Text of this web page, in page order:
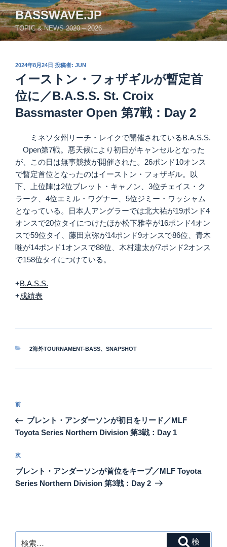
コ
ン
テ
ン
BASSWAVE.JP
TOPIC & NEWS 2020 – 2026
投
日:
2024年8月24日 投稿者: JUN
イーストン・フォザギルが暫定首
位に／B.A.S.S. St. Croix
Bassmaster Open 第7戦：Day 2
ミネソタ州リーチ・レイクで開催されているB.A.S.S.
Open第7戦。悪天候により初日がキャンセルとなった
が、この日は無事競技が開催された。26ポンド10オンス
で暫定首位となったのはイーストン・フォザギル。以
下、上位陣は2位ブレット・キャノン、3位チェイス・ク
ラーク、4位エミル・ワグナー、5位ジミー・ワッシャム
となっている。日本人アングラーでは北大祐が19ポンド4
オンスで20位タイにつけたほか松下雅幸が16ポンド4オン
スで59位タイ、藤田京弥が14ポンド9オンスで86位、青木
唯が14ポンド1オンスで88位、木村建太が7ポンド2オンス
で158位タイにつけている。
+B.A.S.S.
+成績表
カ
2海外TOURNAMENT-BASS、 SNAPSHOT
投
ナ
ゲ
ー
シ
前
の
投
前
ブレント・アンダーソンが初日をリード／MLF
Toyota Series Northern Division 第3戦：Day 1
次
の
投
次
ブレント・アンダーソンが首位をキープ／MLF Toyota
Series Northern Division 第3戦：Day 2